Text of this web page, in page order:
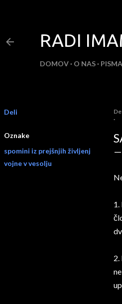
RADI
DOMOV O NAS
Deli
Oznake
spomini iz prejšnjih življenj
vojne v vesolju
1.
2.